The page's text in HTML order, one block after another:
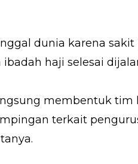
dunia karena sakit
haji selesai
membentuk tim
terkait